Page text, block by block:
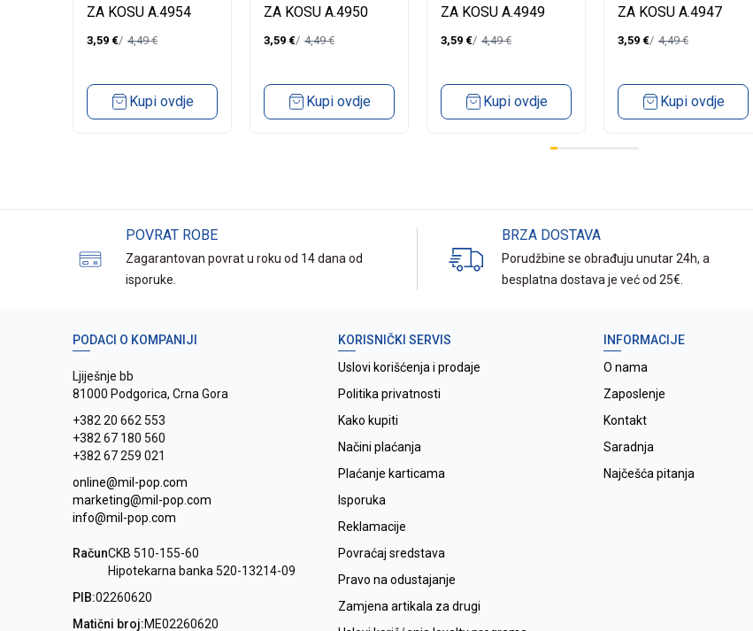
ZA KOSU A.4954
3,59 € 4,49€
Kupi ovdje
ZA KOSU A.4950
3,59 € 4,49€
Kupi ovdje
ZA KOSU A.4949
3,59 € 4,49€
Kupi ovdje
ZA KOSU A.4947
3,59 € 4,49€
Kupi ovdje
POVRAT ROBE
Zagarantovan povrat u roku od 14 dana od
isporuke.
BRZA DOSTAVA
Porudžbine se obrađuju unutar 24h, a
besplatna dostava je već od 25€.
PODACI O KOMPANIJI
Ljiješnje bb
81000 Podgorica, Crna Gora
+382 20 662 553
+382 67 180 560
+382 67 259 021
online@mil-pop.com
marketing@mil-pop.com
info@mil-pop.com
RačunCKB 510-155-60
Hipotekarna banka 520-13214-09
PIB:02260620
Matični broj:ME02260620
KORISNIČKI SERVIS
Uslovi korišćenja i prodaje
Politika privatnosti
Kako kupiti
Načini plaćanja
Plaćanje karticama
Isporuka
Reklamacije
Povraćaj sredstava
Pravo na odustajanje
Zamjena artikala za drugi
INFORMACIJE
O nama
Zaposlenje
Kontakt
Saradnja
Najčešća pitanja